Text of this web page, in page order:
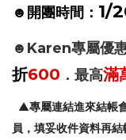
☻開團時間： 1/
☻Karen專屬優惠
折600 ．最高滿
▲專屬連結進來結帳
員，填妥收件資料再